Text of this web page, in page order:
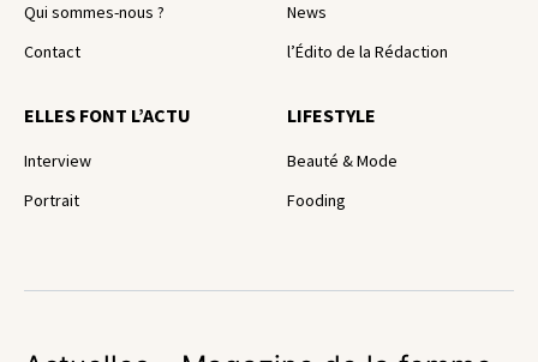
Qui sommes-nous ?
Contact
News
l’Édito de la Rédaction
ELLES FONT L’ACTU
Interview
Portrait
LIFESTYLE
Beauté & Mode
Fooding